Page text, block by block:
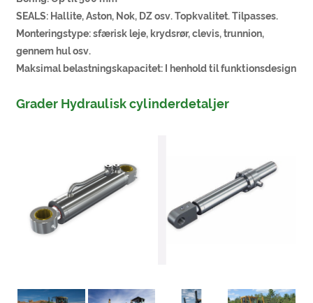
SEALS: Hallite, Aston, Nok, DZ osv. Topkvalitet. Tilpasses.
Monteringstype: sfærisk leje, krydsrør, clevis, trunnion,
gennem hul osv.
Maksimal belastningskapacitet: I henhold til funktionsdesign
Grader Hydraulisk cylinderdetaljer